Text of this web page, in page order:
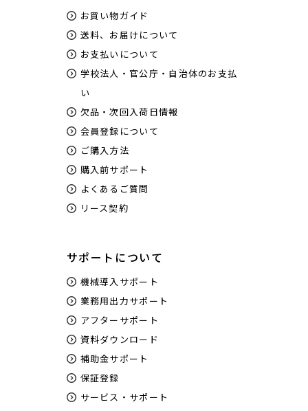
お買い物ガイド
送料、お届けについて
お支払いについて
学校法人・官公庁・自治体のお支払
い
欠品・次回入荷日情報
会員登録について
ご購入方法
購入前サポート
よくあるご質問
リース契約
サポートについて
機械導入サポート
業務用出力サポート
アフターサポート
資料ダウンロード
補助金サポート
保証登録
サービス・サポート